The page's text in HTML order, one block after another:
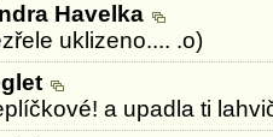
Havelka
uklizeno.... .o)
a upadla ti